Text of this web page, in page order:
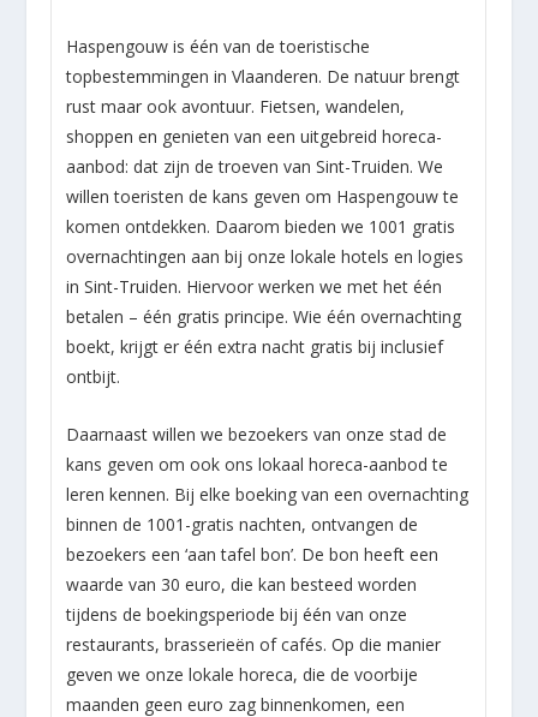
Haspengouw is één van de toeristische
topbestemmingen in Vlaanderen. De natuur brengt
rust maar ook avontuur. Fietsen, wandelen,
shoppen en genieten van een uitgebreid horeca-
aanbod: dat zijn de troeven van Sint-Truiden. We
willen toeristen de kans geven om Haspengouw te
komen ontdekken. Daarom bieden we 1001 gratis
overnachtingen aan bij onze lokale hotels en logies
in Sint-Truiden. Hiervoor werken we met het één
betalen – één gratis principe. Wie één overnachting
boekt, krijgt er één extra nacht gratis bij inclusief
ontbijt.
Daarnaast willen we bezoekers van onze stad de
kans geven om ook ons lokaal horeca-aanbod te
leren kennen. Bij elke boeking van een overnachting
binnen de 1001-gratis nachten, ontvangen de
bezoekers een ‘aan tafel bon’. De bon heeft een
waarde van 30 euro, die kan besteed worden
tijdens de boekingsperiode bij één van onze
restaurants, brasserieën of cafés. Op die manier
geven we onze lokale horeca, die de voorbije
maanden geen euro zag binnenkomen, een